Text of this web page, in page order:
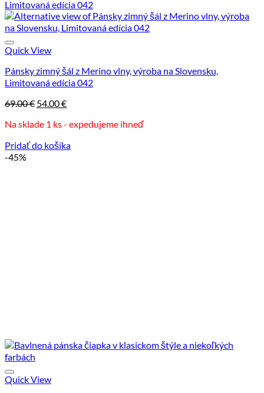
Quick View
Pánsky zimný šál z Merino vlny, výroba na Slovensku,
Limitovaná edícia 042
69.00€ Pôvodná
bola:
54.00€Aktuálna
je:
Na sklade 1 ks - expedujeme ihneď
Pridať do košíka
-45%
Quick View